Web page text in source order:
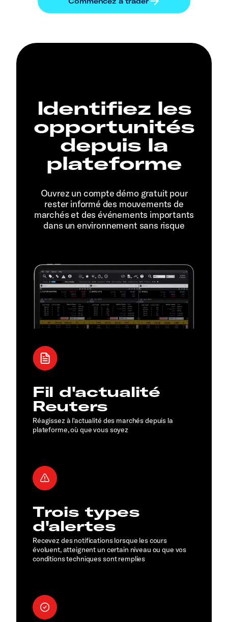
Identifiez les
opportunités
depuis la
plateforme
Ouvrez un compte démo gratuit pour
rester informé des mouvements de
marchés et des événements importants
dans un environnement sans risque
Fil d'actualité
Reuters
Réagissez à l'actualité des marchés depuis la
plateforme, où que vous soyez
Trois types
d'alertes
Recevez des notifications lorsque les cours
évoluent, atteignent un certain niveau ou que vos
conditions techniques sont remplies